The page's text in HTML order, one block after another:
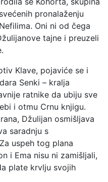
pronalaženju
Oni ni od čega
tajne i preuzeli
Klave, pojaviće se i
Senki – kralja
ratnike da ubiju sve
i otmu Crnu knjigu.
Džulijan osmišljava
saradnju s
uspeh tog plana
i Ema nisu ni zamišljali,
plate krvlju svojih